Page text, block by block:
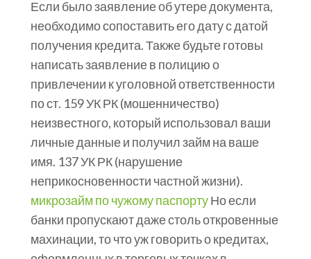
Если было заявление об утере документа,
необходимо сопоставить его дату с датой
получения кредита. Также будьте готовы
написать заявление в полицию о
привлечении к уголовной ответственности
по ст. 159 УК РК (мошенничество)
неизвестного, который использовал ваши
личные данные и получил займ на ваше
имя. 137 УК РК (нарушение
неприкосновенности частной жизни).
микрозайм по чужому паспортуНо если
банки пропускают даже столь откровенные
махинации, то что уж говорить о кредитах,